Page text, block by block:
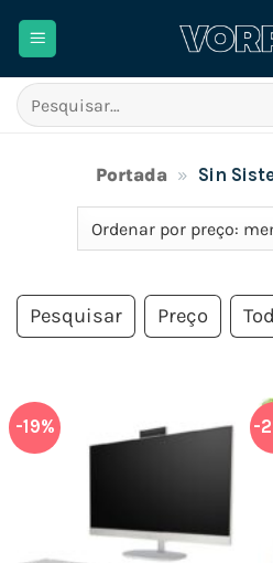
Pesquisar
por:
Portada » Sin
Pesquisar Preço
-19% -